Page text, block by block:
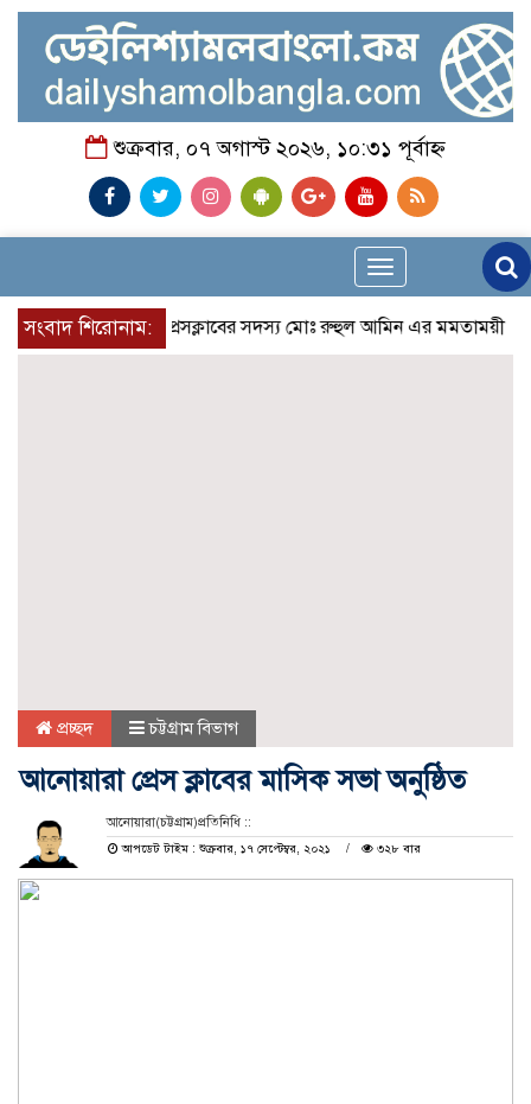
শুক্রবার, ০৭ অগাস্ট ২০২৬, ১০:৩১ পূর্বাহ্ন
Toggle
navigation
সংবাদ শিরোনাম:
রুপনগর প্রেসক্লাবের সদস্য মোঃ রুহুল আমিন এর মমতাময়ী মায়ের
প্রচ্ছদ চট্টগ্রাম বিভাগ
আনোয়ারা প্রেস ক্লাবের মাসিক সভা অনুষ্ঠিত
আনোয়ারা(চট্টগ্রাম)প্রতিনিধি ::
আপডেট টাইম : শুক্রবার, ১৭ সেপ্টেম্বর, ২০২১
৩২৮ বার